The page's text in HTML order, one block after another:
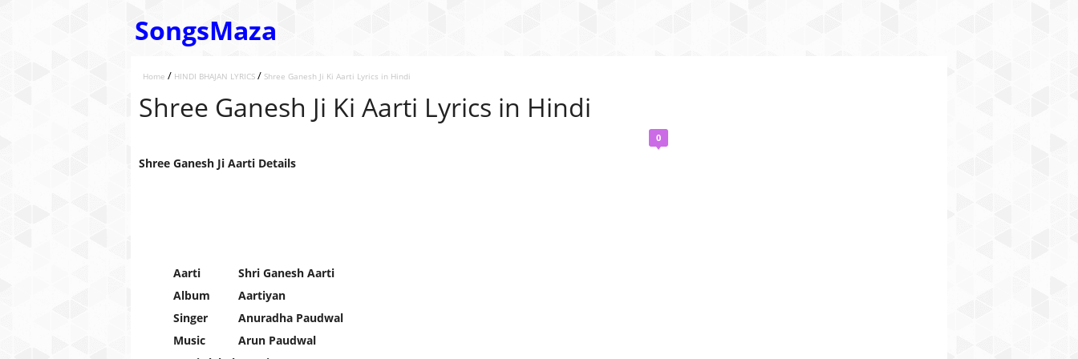
SongsMaza
Home / HINDI BHAJAN LYRICS / Shree Ganesh Ji Ki Aarti Lyrics in Hindi
Shree Ganesh Ji Ki Aarti Lyrics in Hindi
0
Shree Ganesh Ji Aarti Details
Aarti
Shri Ganesh Aarti
Album
Aartiyan
Singer
Anuradha Paudwal
Music
Arun Paudwal